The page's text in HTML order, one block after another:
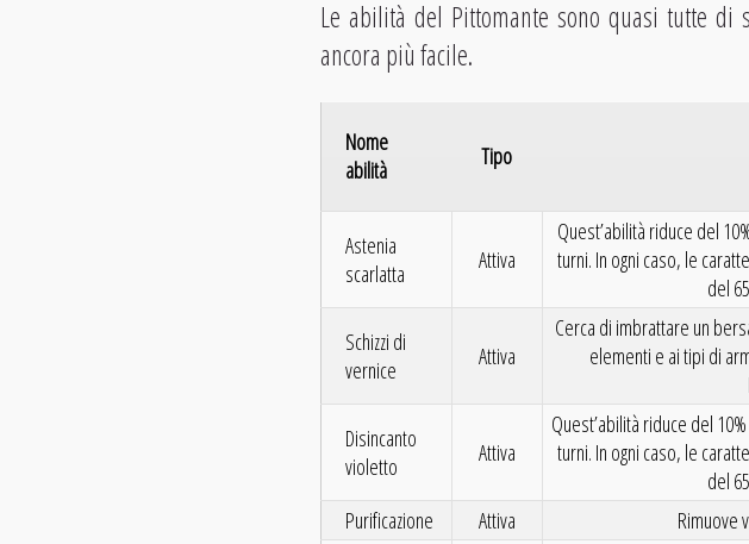
Le abilità del Pittomante sono quasi tutte di
ancora più facile.
Nome
abilità
Tipo
Astenia
scarlatta
Attiva
Quest’abilità riduce del
turni. In ogni caso, le
del
Schizzi di
vernice
Attiva
Cerca di imbrattare un
elementi e ai tipi di
Disincanto
violetto
Attiva
Quest’abilità riduce del
turni. In ogni caso, le
del
Purificazione Attiva Rimuove